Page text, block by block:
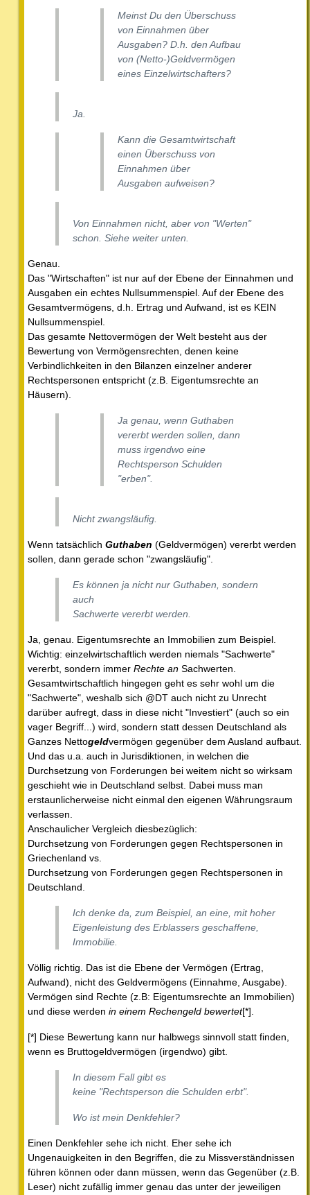
Meinst Du den Überschuss
von Einnahmen über
Ausgaben? D.h. den Aufbau
von (Netto-)Geldvermögen
eines Einzelwirtschafters?
Ja.
Kann die Gesamtwirtschaft
einen Überschuss von
Einnahmen über
Ausgaben aufweisen?
Von Einnahmen nicht, aber von "Werten"
schon. Siehe weiter unten.
Genau.
Das "Wirtschaften" ist nur auf der Ebene der Einnahmen und
Ausgaben ein echtes Nullsummenspiel. Auf der Ebene des
Gesamtvermögens, d.h. Ertrag und Aufwand, ist es KEIN
Nullsummenspiel.
Das gesamte Nettovermögen der Welt besteht aus der
Bewertung von Vermögensrechten, denen keine
Verbindlichkeiten in den Bilanzen einzelner anderer
Rechtspersonen entspricht (z.B. Eigentumsrechte an
Häusern).
Ja genau, wenn Guthaben
vererbt werden sollen, dann
muss irgendwo eine
Rechtsperson Schulden
"erben".
Nicht zwangsläufig.
Wenn tatsächlich Guthaben (Geldvermögen) vererbt werden
sollen, dann gerade schon "zwangsläufig".
Es können ja nicht nur Guthaben, sondern
auch
Sachwerte vererbt werden.
Ja, genau. Eigentumsrechte an Immobilien zum Beispiel.
Wichtig: einzelwirtschaftlich werden niemals "Sachwerte"
vererbt, sondern immer Rechte an Sachwerten.
Gesamtwirtschaftlich hingegen geht es sehr wohl um die
"Sachwerte", weshalb sich @DT auch nicht zu Unrecht
darüber aufregt, dass in diese nicht "Investiert" (auch so ein
vager Begriff...) wird, sondern statt dessen Deutschland als
Ganzes Nettogeldvermögen gegenüber dem Ausland aufbaut.
Und das u.a. auch in Jurisdiktionen, in welchen die
Durchsetzung von Forderungen bei weitem nicht so wirksam
geschieht wie in Deutschland selbst. Dabei muss man
erstaunlicherweise nicht einmal den eigenen Währungsraum
verlassen.
Anschaulicher Vergleich diesbezüglich:
Durchsetzung von Forderungen gegen Rechtspersonen in
Griechenland vs.
Durchsetzung von Forderungen gegen Rechtspersonen in
Deutschland.
Ich denke da, zum Beispiel, an eine, mit hoher
Eigenleistung des Erblassers geschaffene,
Immobilie.
Völlig richtig. Das ist die Ebene der Vermögen (Ertrag,
Aufwand), nicht des Geldvermögens (Einnahme, Ausgabe).
Vermögen sind Rechte (z.B: Eigentumsrechte an Immobilien)
und diese werden in einem Rechengeld bewertet[*].
[*] Diese Bewertung kann nur halbwegs sinnvoll statt finden,
wenn es Bruttogeldvermögen (irgendwo) gibt.
In diesem Fall gibt es
keine "Rechtsperson die Schulden erbt".
Wo ist mein Denkfehler?
Einen Denkfehler sehe ich nicht. Eher sehe ich
Ungenauigkeiten in den Begriffen, die zu Missverständnissen
führen können oder dann müssen, wenn das Gegenüber (z.B.
Leser) nicht zufällig immer genau das unter der jeweiligen